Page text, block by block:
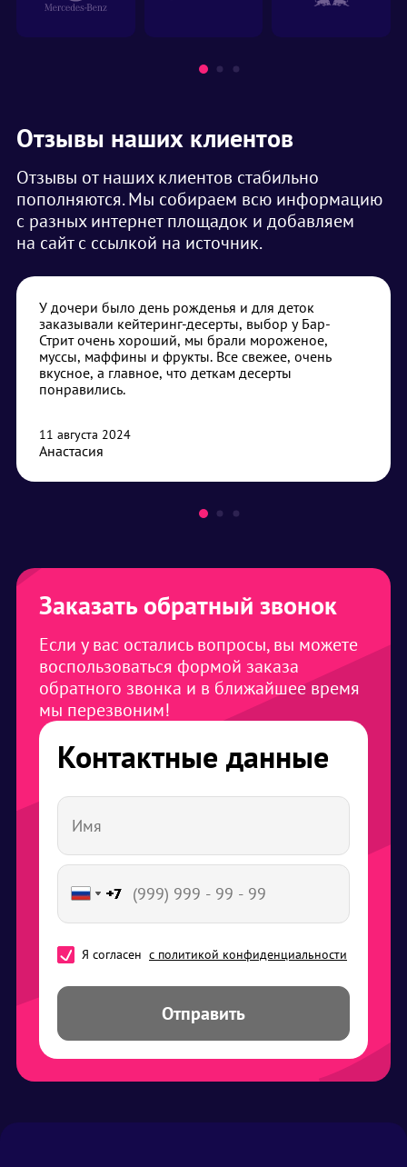
Отзывы наших клиентов
Отзывы от наших клиентов стабильно
пополняются. Мы собираем всю информацию
с разных интернет площадок и добавляем
на сайт с ссылкой на источник.
У дочери было день рожденья и для деток
заказывали кейтеринг-десерты, выбор у Бар-
Стрит очень хороший, мы брали мороженое,
муссы, маффины и фрукты. Все свежее, очень
вкусное, а главное, что деткам десерты
понравились.
11 августа 2024
Анастасия
Заказать обратный звонок
Если у вас остались вопросы, вы можете
воспользоваться формой заказа
обратного звонка и в ближайшее время
мы перезвоним!
Контактные данные
+7
+7
+7
+7
+7
+7
+7
Я согласен с политикой конфиденциальности
Отправить